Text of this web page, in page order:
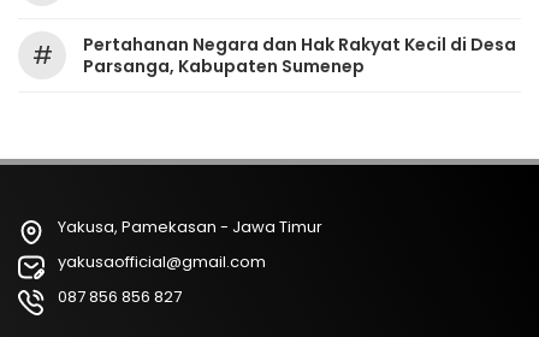
#
Pertahanan Negara dan Hak Rakyat Kecil di Desa
Parsanga, Kabupaten Sumenep
Yakusa, Pamekasan - Jawa Timur
yakusaofficial@gmail.com
087 856 856 827